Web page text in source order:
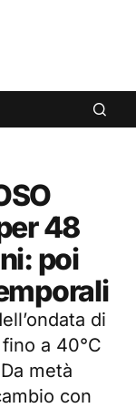
48
poi
di
a 40°C
metà
con